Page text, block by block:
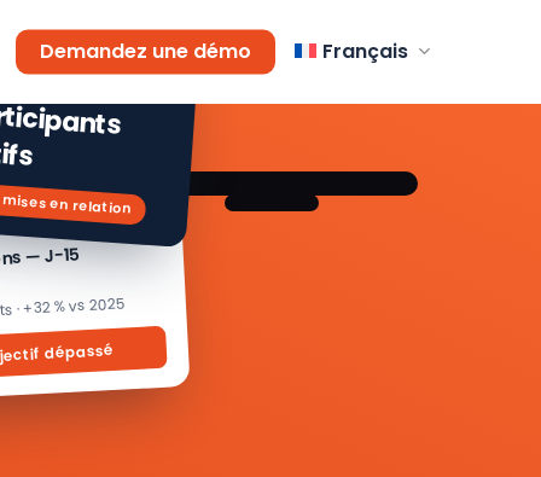
Demandez une démo Français
— J-15
· +32 % vs 2025
dépassé
de
mises en relation